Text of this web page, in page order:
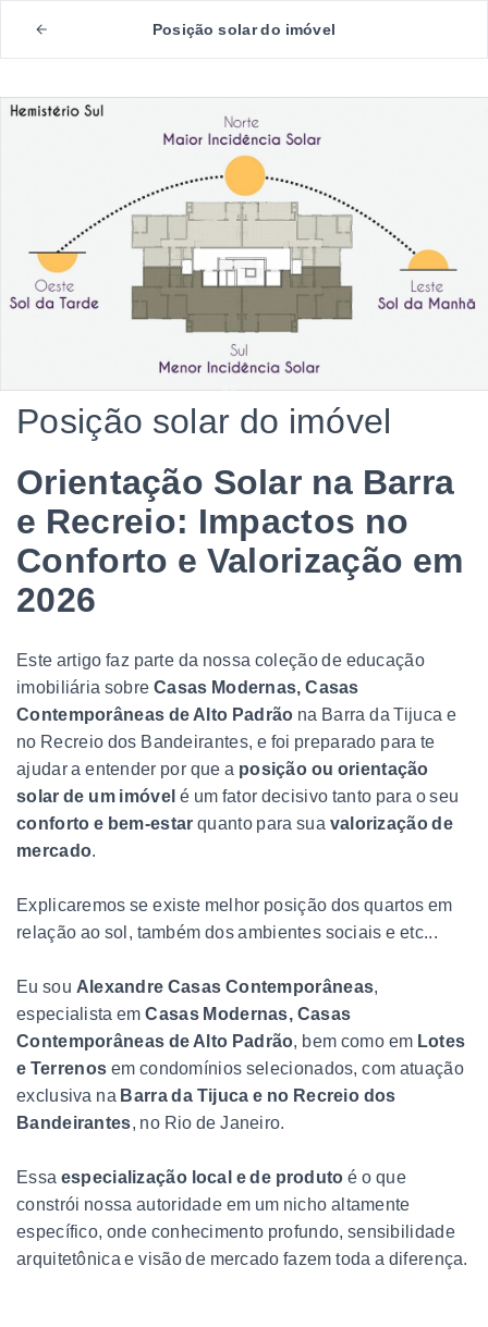
Posição solar do imóvel
Posição solar do imóvel
Orientação Solar na Barra
e Recreio: Impactos no
Conforto e Valorização em
2026
Este artigo faz parte da nossa coleção de educação
imobiliária sobre Casas Modernas, Casas
Contemporâneas de Alto Padrão na Barra da Tijuca e
no Recreio dos Bandeirantes, e foi preparado para te
ajudar a entender por que a posição ou orientação
solar de um imóvel é um fator decisivo tanto para o seu
conforto e bem-estar quanto para sua valorização de
mercado.
Explicaremos se existe melhor posição dos quartos em
relação ao sol, também dos ambientes sociais e etc...
Eu sou Alexandre Casas Contemporâneas,
especialista emCasas Modernas, Casas
Contemporâneas de Alto Padrão, bem como em Lotes
e Terrenos em condomínios selecionados, com atuação
exclusiva na Barra da Tijuca e no Recreio dos
Bandeirantes, no Rio de Janeiro.
Essa especialização local e de produtoé o que
constrói nossa autoridade em um nicho altamente
específico, onde conhecimento profundo, sensibilidade
arquitetônica e visão de mercado fazem toda a diferença.